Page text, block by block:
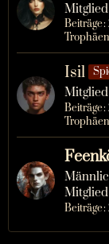
Mitglied
Beiträge
Trophäen
Isil
Beiträge
Trophäen
Beiträge